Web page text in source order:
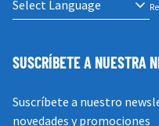
SUSCRÍBETE A NUESTRA
Suscríbete a nuestro
novedades y promociones